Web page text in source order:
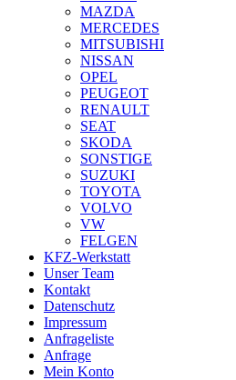
MAZDA
MERCEDES
MITSUBISHI
NISSAN
OPEL
PEUGEOT
RENAULT
SEAT
SKODA
SONSTIGE
SUZUKI
TOYOTA
VOLVO
VW
FELGEN
KFZ-Werkstatt
Unser Team
Kontakt
Datenschutz
Impressum
Anfrageliste
Anfrage
Mein Konto